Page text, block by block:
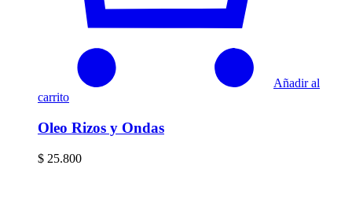
Añadir al
carrito
Oleo Rizos y Ondas
$ 25.800